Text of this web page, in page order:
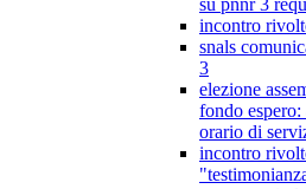
su pnnr 3
incontro
snals
3
elezione
fondo
orario di
incontro